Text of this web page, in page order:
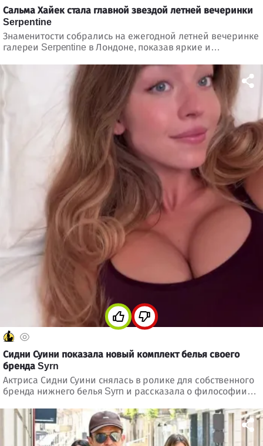
Сальма Хайек стала главной звездой летней вечеринки
Serpentine
Знаменитости собрались на ежегодной летней вечеринке
галереи Serpentine в Лондоне, показав яркие и
Сидни Суини показала новый комплект белья своего
бренда Syrn
Актриса Сидни Суини снялась в ролике для собственного
бренда нижнего белья Syrn и рассказала о философии